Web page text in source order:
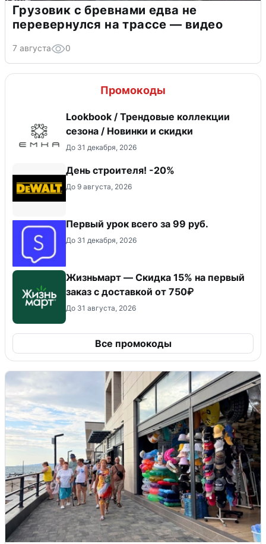
Грузовик с бревнами едва не
перевернулся на трассе — видео
7 августа 0
Промокоды
Lookbook / Трендовые коллекции
сезона / Новинки и скидки
До 31 декабря, 2026
День строителя! -20%
До 9 августа, 2026
Первый урок всего за 99 руб.
До 31 декабря, 2026
Жизньмарт — Скидка 15% на первый
заказ с доставкой от 750₽
До 31 августа, 2026
Все промокоды